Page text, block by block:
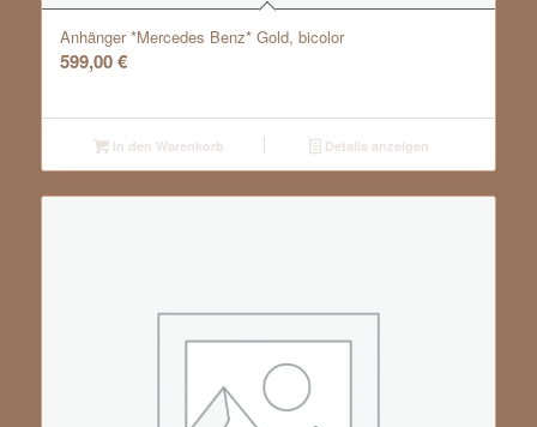
Anhänger *Mercedes Benz* Gold, bicolor
599,00€
In den Warenkorb Details anzeigen